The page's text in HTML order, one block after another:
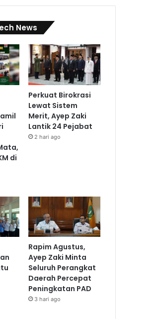
News
di
Perkuat Birokrasi
Lewat Sistem
Merit, Ayep Zaki
Lantik 24 Pejabat
2 hari ago
Rapim Agustus,
Ayep Zaki Minta
Seluruh Perangkat
Daerah Percepat
Peningkatan PAD
3 hari ago